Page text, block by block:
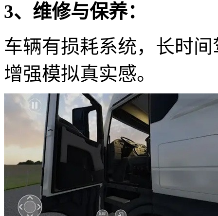
3、维修与保养：
车辆有损耗系统，长时
增强模拟真实感。